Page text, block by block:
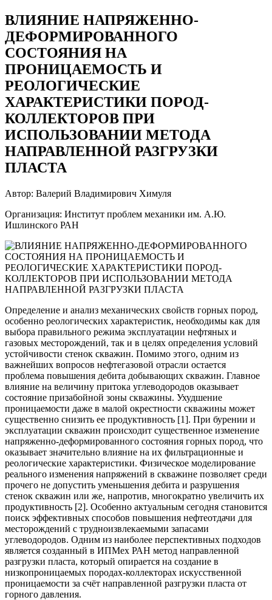
ВЛИЯНИЕ НАПРЯЖЕННО-
ДЕФОРМИРОВАННОГО
СОСТОЯНИЯ НА
ПРОНИЦАЕМОСТЬ И
РЕОЛОГИЧЕСКИЕ
ХАРАКТЕРИСТИКИ ПОРОД-
КОЛЛЕКТОРОВ ПРИ
ИСПОЛЬЗОВАНИИ МЕТОДА
НАПРАВЛЕННОЙ РАЗГРУЗКИ
ПЛАСТА
Автор: Валерий Владимирович Химуля
Организация: Институт проблем механики им. А.Ю.
Ишлинского РАН
Определение и анализ механических свойств горных пород,
особенно реологических характеристик, необходимы как для
выбора правильного режима эксплуатации нефтяных и
газовых месторождений, так и в целях определения условий
устойчивости стенок скважин. Помимо этого, одним из
важнейших вопросов нефтегазовой отрасли остается
проблема повышения дебита добывающих скважин. Главное
влияние на величину притока углеводородов оказывает
состояние призабойной зоны скважины. Ухудшение
проницаемости даже в малой окрестности скважины может
существенно снизить ее продуктивность [1]. При бурении и
эксплуатации скважин происходит существенное изменение
напряженно-деформированного состояния горных пород, что
оказывает значительно влияние на их фильтрационные и
реологические характеристики. Физическое моделирование
реального изменения напряжений в скважине позволяет среди
прочего не допустить уменьшения дебита и разрушения
стенок скважин или же, напротив, многократно увеличить их
продуктивность [2]. Особенно актуальным сегодня становится
поиск эффективных способов повышения нефтеотдачи для
месторождений с трудноизвлекаемыми запасами
углеводородов. Одним из наиболее перспективных подходов
является созданный в ИПМех РАН метод направленной
разгрузки пласта, который опирается на создание в
низкопроницаемых породах-коллекторах искусственной
проницаемости за счёт направленной разгрузки пласта от
горного давления.